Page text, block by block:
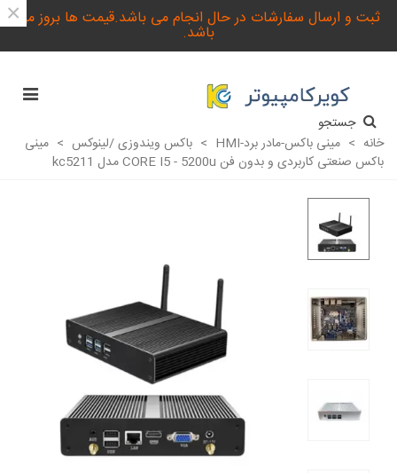
ثبت و ارسال سفارشات در حال انجام می باشد.قیمت ها بروز می
باشد.
×
جستجو
خانه > مینی باکس-مادر برد-HMI > باکس ویندوزی /لینوکس > مینی
باکس صنعتی کاربردی و بدون فن CORE I5 - 5200u مدل kc5211